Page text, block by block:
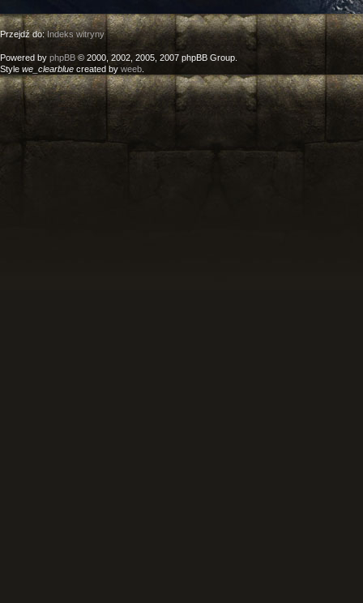
Przejdź do:Indeks witryny
Powered by phpBB © 2000, 2002, 2005, 2007 phpBB Group.
Style we_clearblue created by weeb